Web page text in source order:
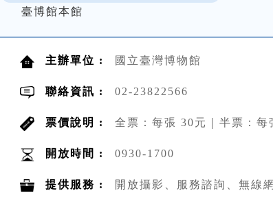
臺博館本館
主辦單位 : 國立臺灣博物館
聯絡資訊 : 02-23822566
票價說明 : 全票：每張 30元｜半票：
開放時間 : 0930-1700
提供服務 : 開放攝影、服務諮詢、無線